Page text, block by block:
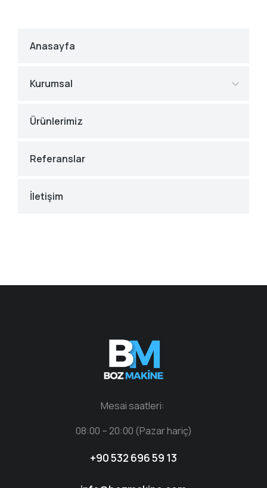
Anasayfa
Kurumsal
Ürünlerimiz
Referanslar
İletişim
Mesai saatleri:
08:00 – 20:00 (Pazar hariç)
+90 532 696 59 13